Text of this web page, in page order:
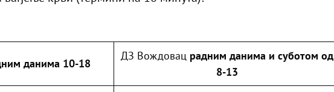
данима 10-18
ДЗ Вождовац радним данима и суботом од
8-13